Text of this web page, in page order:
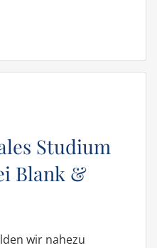
Studium
Blank &
wir nahezu